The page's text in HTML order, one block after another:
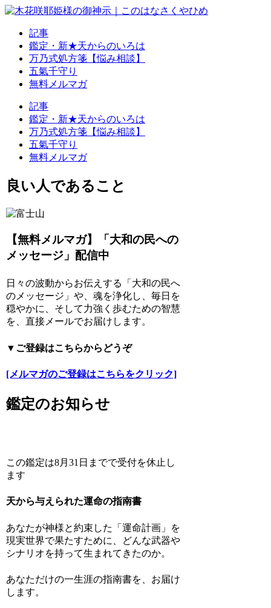
記事
鑑定・新★天からのいろは
万乃式処方箋【悩み相談】
五氣千守り
無料メルマガ
記事
鑑定・新★天からのいろは
万乃式処方箋【悩み相談】
五氣千守り
無料メルマガ
良い人であること
【無料メルマガ】「大和の民への
メッセージ」配信中
日々の波動からお伝えする「大和の民へ
のメッセージ」や、魂を浄化し、毎日を
穏やかに、そして力強く歩むための智慧
を、直接メールでお届けします。
▼ご登録はこちらからどうぞ
[メルマガのご登録はこちらをクリック]
鑑定のお知らせ
この鑑定は8月31日までで受付を休止し
ます
天から与えられた運命の指南書
あなたが神様と約束した「運命計画」を
現実世界で果たすために、どんな武器や
シナリオを持って生まれてきたのか。
あなただけの一生涯の指南書を、お届け
します。